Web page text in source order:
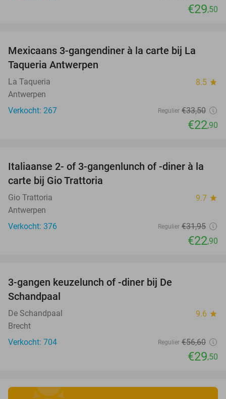
€29,50
32%
Mexicaans 3-gangendiner à la carte bij La
Taqueria Antwerpen
La Taqueria 8.5 star
Antwerpen
Verkocht: 267
Regulier €33,50
€22,90
28%
Italiaanse 2- of 3-gangenlunch of -diner à la
carte bij Gio Trattoria
Gio Trattoria 9.7 star
Antwerpen
Verkocht: 376
Regulier €31,95
€22,90
3-gangen keuzelunch of -diner bij De
Schandpaal
De Schandpaal 9.6 star
Brecht
Verkocht: 704
Regulier €56,60
€29,50